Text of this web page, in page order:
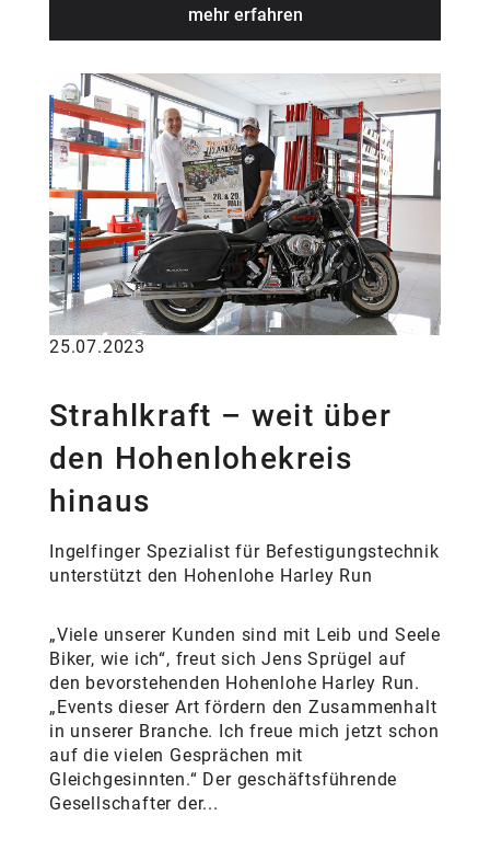
mehr erfahren
25.07.2023
Strahlkraft – weit über
den Hohenlohekreis
hinaus
Ingelfinger Spezialist für Befestigungstechnik
unterstützt den Hohenlohe Harley Run
„Viele unserer Kunden sind mit Leib und Seele
Biker, wie ich“, freut sich Jens Sprügel auf
den bevorstehenden Hohenlohe Harley Run.
„Events dieser Art fördern den Zusammenhalt
in unserer Branche. Ich freue mich jetzt schon
auf die vielen Gesprächen mit
Gleichgesinnten.“ Der geschäftsführende
Gesellschafter der...